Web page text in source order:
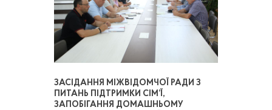
ЗАСІДАННЯ МІЖВІДОМЧОЇ РАДИ З
ПИТАНЬ ПІДТРИМКИ СІМ’Ї,
ЗАПОБІГАННЯ ДОМАШНЬОМУ